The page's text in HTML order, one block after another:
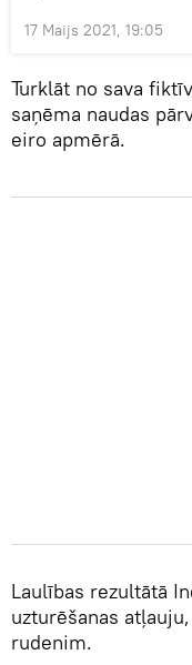
17 Maijs 2021, 19:05
Turklāt no sava
saņēma naudas
eiro apmērā.
Laulības rezultātā
uzturēšanas
rudenim.